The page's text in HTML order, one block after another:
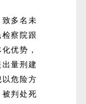
多名未
察院跟
优势，
量刑建
危险方
判处死